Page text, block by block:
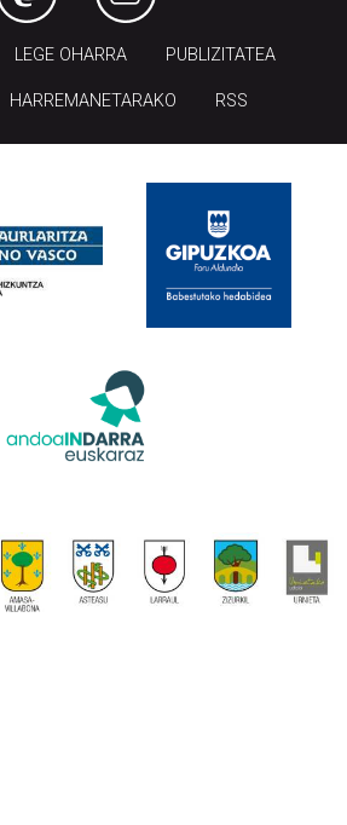
LEGE OHARRA PUBLIZITATEA
HARREMANETARAKO RSS